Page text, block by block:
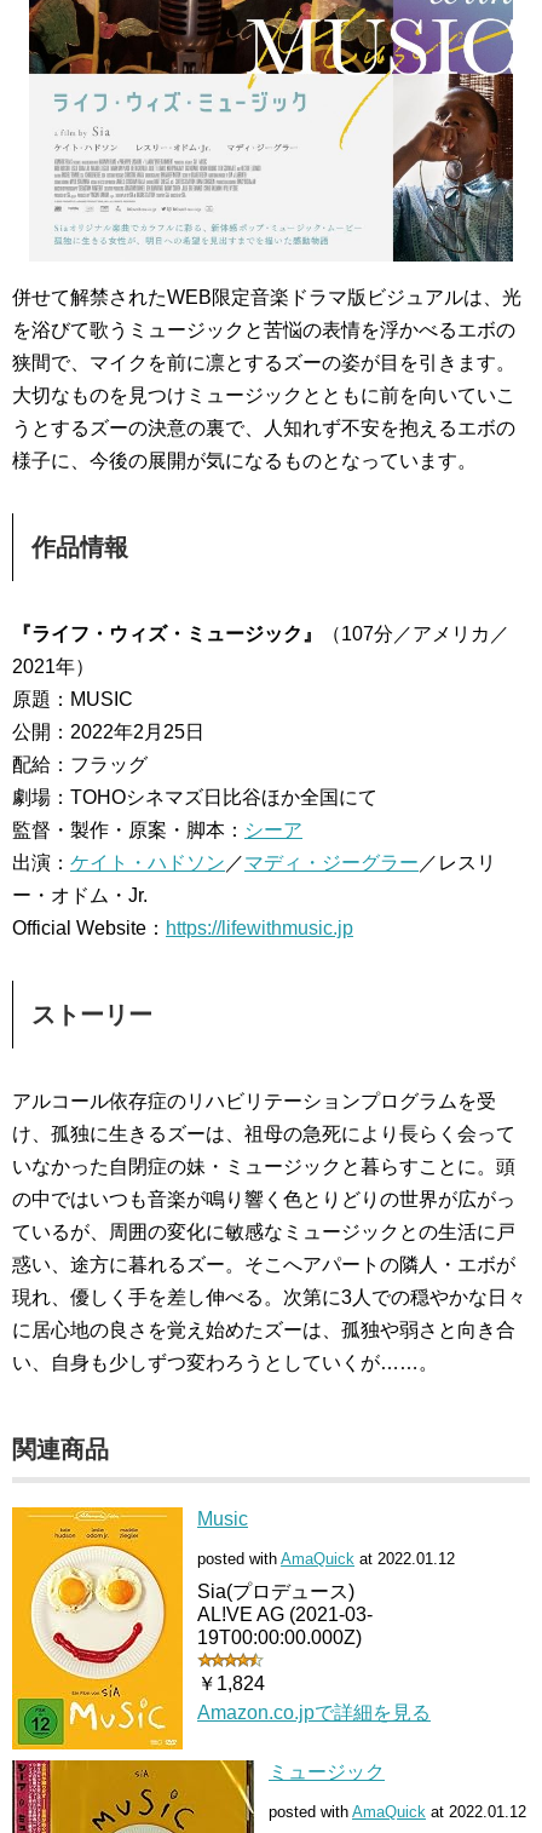
併せて解禁されたWEB限定音楽ドラマ版ビジュアルは、光
を浴びて歌うミュージックと苦悩の表情を浮かべるエボの
狭間で、マイクを前に凛とするズーの姿が目を引きます。
大切なものを見つけミュージックとともに前を向いていこ
うとするズーの決意の裏で、人知れず不安を抱えるエボの
様子に、今後の展開が気になるものとなっています。
作品情報
『ライフ・ウィズ・ミュージック』
（107分／アメリカ／
2021年）
原題：MUSIC
公開：2022年2月25日
配給：フラッグ
劇場：TOHOシネマズ日比谷ほか全国にて
監督・製作・原案・脚本： シーア
出演： ケイト・ハドソン ／マディ・ジーグラー ／レスリ
ー・オドム・Jr.
Official Website： https://lifewithmusic.jp
ストーリー
アルコール依存症のリハビリテーションプログラムを受
け、孤独に生きるズーは、祖母の急死により長らく会って
いなかった自閉症の妹・ミュージックと暮らすことに。頭
の中ではいつも音楽が鳴り響く色とりどりの世界が広がっ
ているが、周囲の変化に敏感なミュージックとの生活に戸
惑い、途方に暮れるズー。そこへアパートの隣人・エボが
現れ、優しく手を差し伸べる。次第に3人での穏やかな日々
に居心地の良さを覚え始めたズーは、孤独や弱さと向き合
い、自身も少しずつ変わろうとしていくが……。
関連商品
Music
posted with AmaQuick at 2022.01.12
Sia(プロデュース)
AL!VE AG (2021-03-
19T00:00:00.000Z)
￥1,824
Amazon.co.jpで詳細を見る
ミュージック
posted with AmaQuick at 2022.01.12